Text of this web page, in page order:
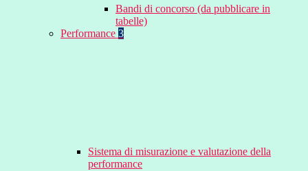
Bandi di concorso (da pubblicare in
tabelle)
Performance 3
Sistema di misurazione e valutazione della
performance